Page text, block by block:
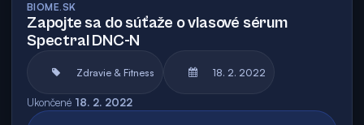
BIOME.SK
Zapojte sa do súťaže o vlasové sérum
Spectral DNC-N
Zdravie & Fitness 18. 2. 2022
Ukončené 18. 2. 2022